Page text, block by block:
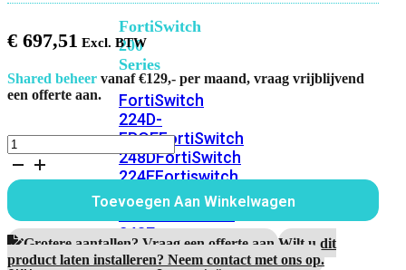
FortiSwitch
200
Series
FortiSwitch
224D-
FPOEFortiSwitch
248DFortiSwitch
224EFortiswitch
224E-
POEFortiSwitch
248E-
POE
FortiSwitch
€ 697,51
Shared beheer vanaf €129,- per maand, vraag vrijblijvend
een offerte aan.
FortiWiFi-
70G
Jaar
FortiGuard
OT
Security
Service
Toevoegen Aan Winkelwagen
Grotere aantallen? Vraag een offerte aan.Wilt u dit
product laten installeren? Neem contact met ons op.